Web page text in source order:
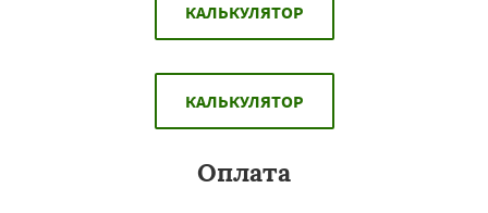
КАЛЬКУЛЯТОР
КАЛЬКУЛЯТОР
Оплата